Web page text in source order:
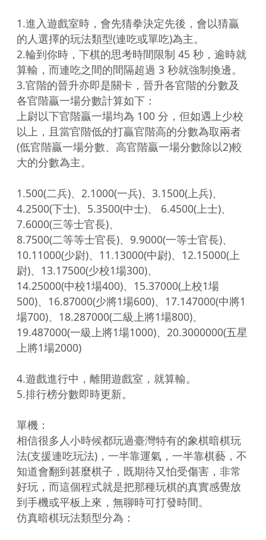
1.進入遊戲室時，會先猜拳決定先後，會以猜贏
的人選擇的玩法類型(連吃或單吃)為主。
2.輪到你時，下棋的思考時間限制 45 秒，逾時就
算輸，而連吃之間的間隔超過 3 秒就強制換邊。
3.官階的晉升亦即是關卡，晉升各官階的分數及
各官階贏一場分數計算如下：
上尉以下官階贏一場均為 100 分，但如遇上少校
以上，且當官階低的打贏官階高的分數為取兩者
(低官階贏一場分數、高官階贏一場分數除以2)較
大的分數為主。
1.500(二兵)、2.1000(一兵)、3.1500(上兵)、
4.2500(下士)、5.3500(中士)、 6.4500(上士)、
7.6000(三等士官長)、
8.7500(二等等士官長)、9.9000(一等士官長)、
10.11000(少尉)、11.13000(中尉)、12.15000(上
尉)、13.17500(少校1場300)、
14.25000(中校1場400)、15.37000(上校1場
500)、16.87000(少將1場600)、17.147000(中將1
場700)、18.287000(二級上將1場800)、
19.487000(一級上將1場1000)、20.3000000(五星
上將1場2000)
4.遊戲進行中，離開遊戲室，就算輸。
5.排行榜分數即時更新。
單機：
相信很多人小時候都玩過臺灣特有的象棋暗棋玩
法(支援連吃玩法)，一半靠運氣，一半靠棋藝，不
知道會翻到甚麼棋子，既期待又怕受傷害，非常
好玩，而這個程式就是把那種玩棋的真實感覺放
到手機或平板上來，無聊時可打發時間。
仿真暗棋玩法類型分為：